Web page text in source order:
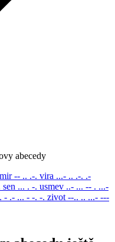
abecedy
mir -- .. .-. vira ...- .. .-. .-
sen ... . -. usmev ..- ... -- . ...-
- .- ... - -. -. zivot --.. .. ...- ---